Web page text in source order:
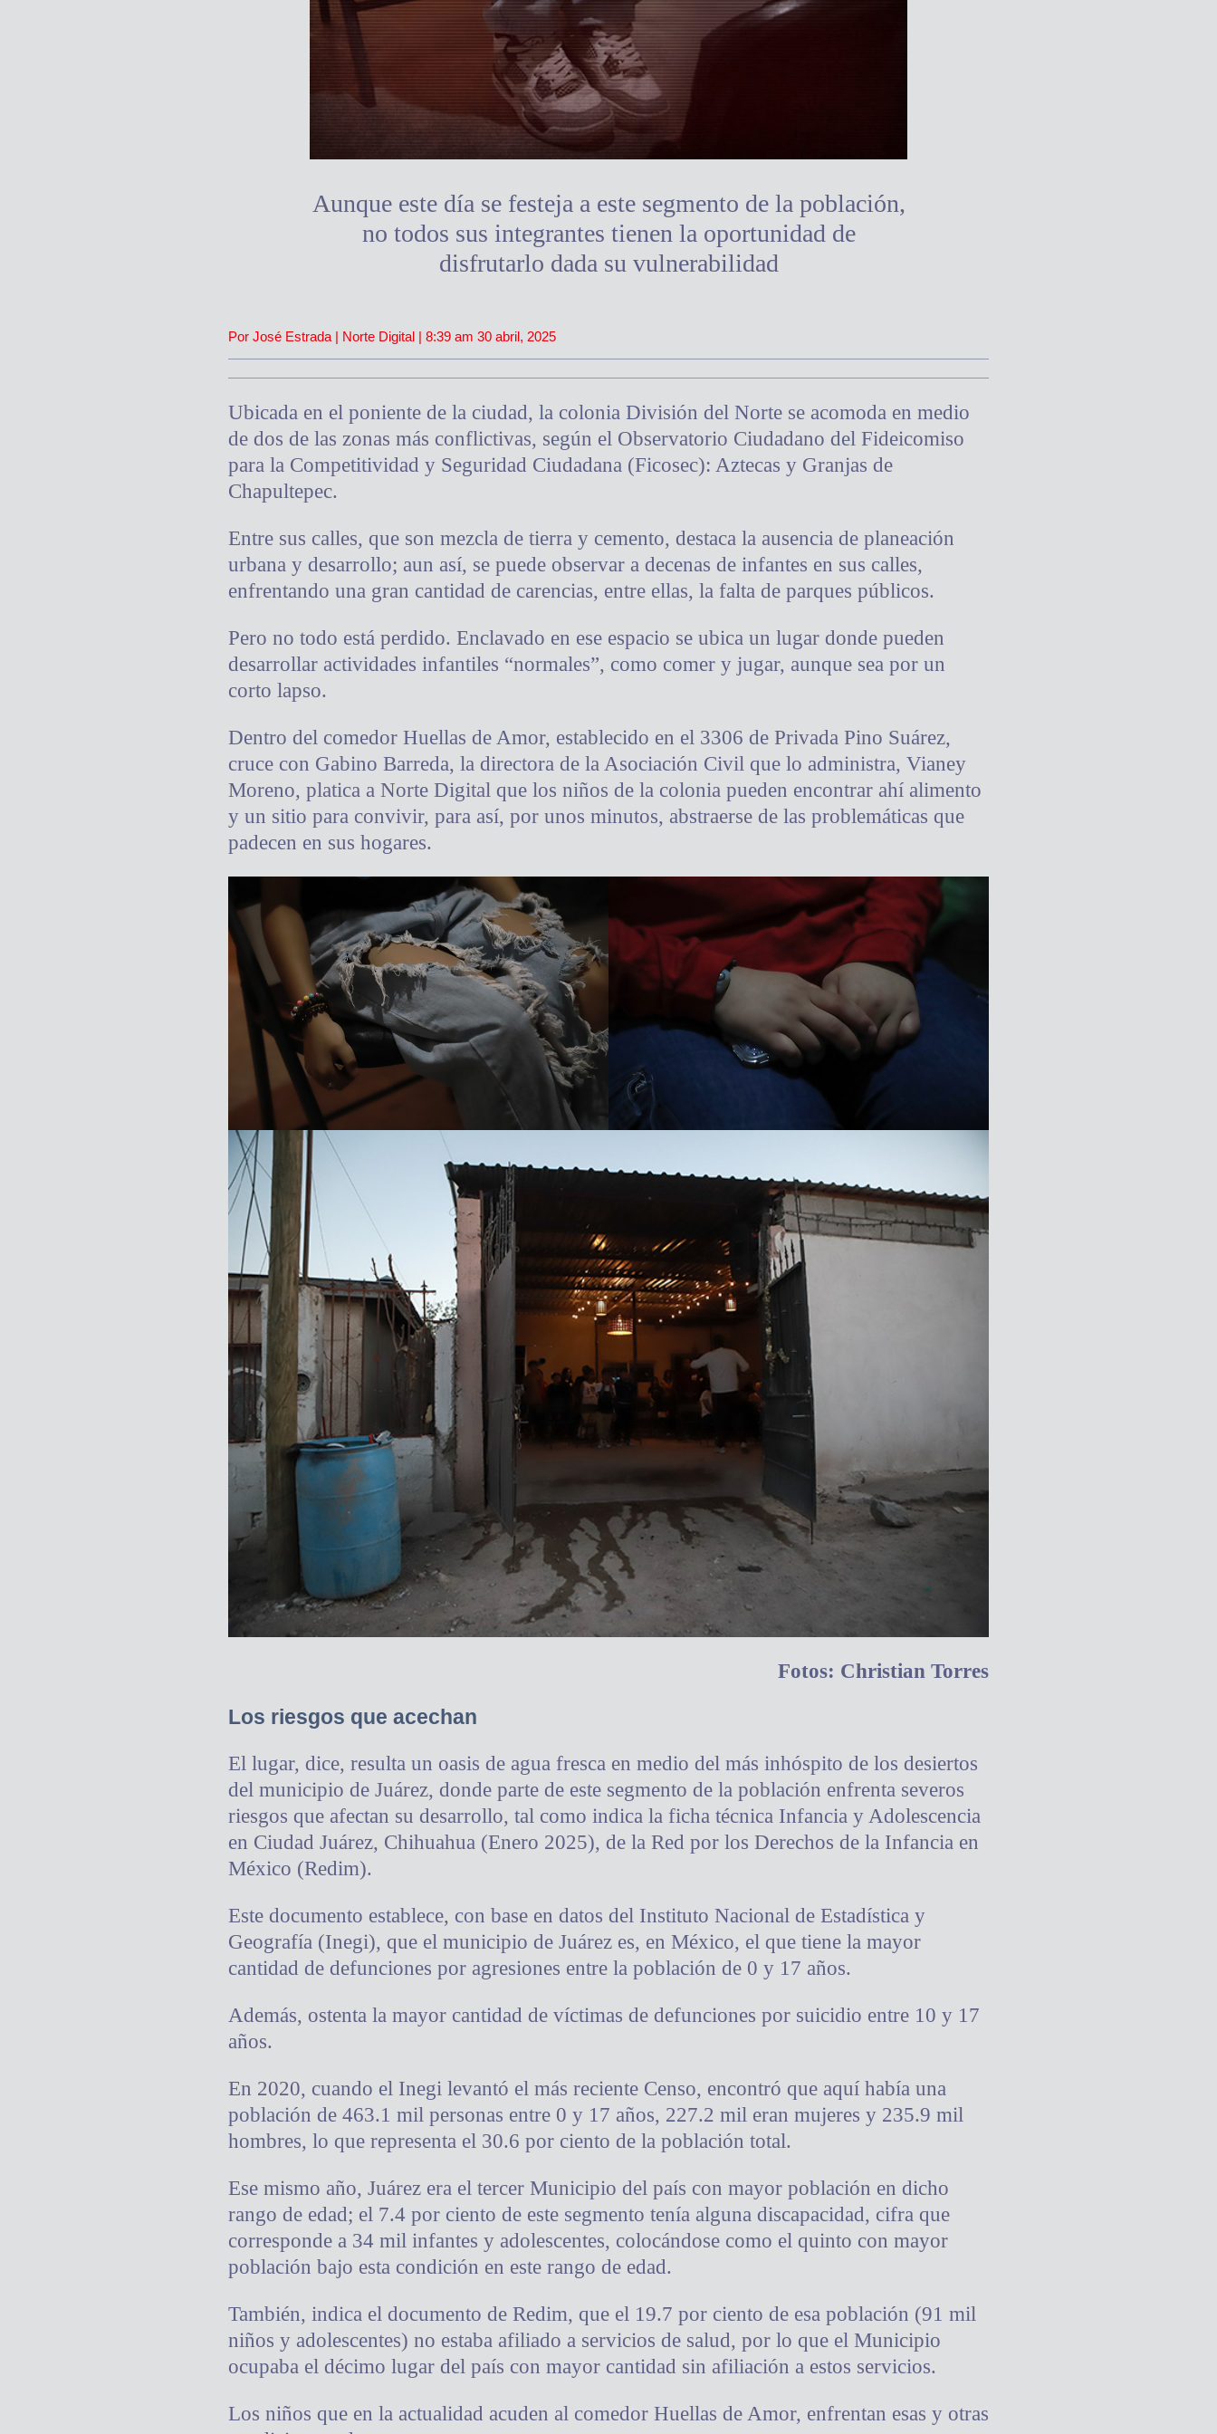
Aunque este día se festeja a este segmento de la población,
no todos sus integrantes tienen la oportunidad de
disfrutarlo dada su vulnerabilidad
Por José Estrada | Norte Digital | 8:39 am 30 abril, 2025
Ubicada en el poniente de la ciudad, la colonia División del Norte se acomoda en medio
de dos de las zonas más conflictivas, según el Observatorio Ciudadano del Fideicomiso
para la Competitividad y Seguridad Ciudadana (Ficosec): Aztecas y Granjas de
Chapultepec.
Entre sus calles, que son mezcla de tierra y cemento, destaca la ausencia de planeación
urbana y desarrollo; aun así, se puede observar a decenas de infantes en sus calles,
enfrentando una gran cantidad de carencias, entre ellas, la falta de parques públicos.
Pero no todo está perdido. Enclavado en ese espacio se ubica un lugar donde pueden
desarrollar actividades infantiles “normales”, como comer y jugar, aunque sea por un
corto lapso.
Dentro del comedor Huellas de Amor, establecido en el 3306 de Privada Pino Suárez,
cruce con Gabino Barreda, la directora de la Asociación Civil que lo administra, Vianey
Moreno, platica a Norte Digital que los niños de la colonia pueden encontrar ahí alimento
y un sitio para convivir, para así, por unos minutos, abstraerse de las problemáticas que
padecen en sus hogares.
Fotos: Christian Torres
Los riesgos que acechan
El lugar, dice, resulta un oasis de agua fresca en medio del más inhóspito de los desiertos
del municipio de Juárez, donde parte de este segmento de la población enfrenta severos
riesgos que afectan su desarrollo, tal como indica la ficha técnica Infancia y Adolescencia
en Ciudad Juárez, Chihuahua (Enero 2025), de la Red por los Derechos de la Infancia en
México (Redim).
Este documento establece, con base en datos del Instituto Nacional de Estadística y
Geografía (Inegi), que el municipio de Juárez es, en México, el que tiene la mayor
cantidad de defunciones por agresiones entre la población de 0 y 17 años.
Además, ostenta la mayor cantidad de víctimas de defunciones por suicidio entre 10 y 17
años.
En 2020, cuando el Inegi levantó el más reciente Censo, encontró que aquí había una
población de 463.1 mil personas entre 0 y 17 años, 227.2 mil eran mujeres y 235.9 mil
hombres, lo que representa el 30.6 por ciento de la población total.
Ese mismo año, Juárez era el tercer Municipio del país con mayor población en dicho
rango de edad; el 7.4 por ciento de este segmento tenía alguna discapacidad, cifra que
corresponde a 34 mil infantes y adolescentes, colocándose como el quinto con mayor
población bajo esta condición en este rango de edad.
También, indica el documento de Redim, que el 19.7 por ciento de esa población (91 mil
niños y adolescentes) no estaba afiliado a servicios de salud, por lo que el Municipio
ocupaba el décimo lugar del país con mayor cantidad sin afiliación a estos servicios.
Los niños que en la actualidad acuden al comedor Huellas de Amor, enfrentan esas y otras